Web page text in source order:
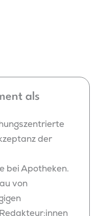
als
der
bei Apotheken.
von